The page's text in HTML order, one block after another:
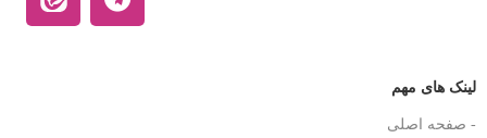
لینک های مهم
- صفحه اصلی